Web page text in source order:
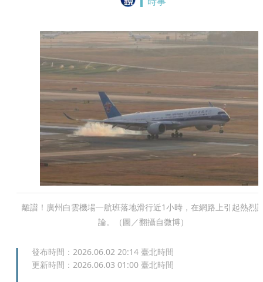
離譜！廣州白雲機場一航班落地滑行近1小時，在網路上引起熱烈
論。（圖／翻攝自微博）
發布時間： 2026.06.02 20:14 臺北時間
更新時間： 2026.06.03 01:00 臺北時間